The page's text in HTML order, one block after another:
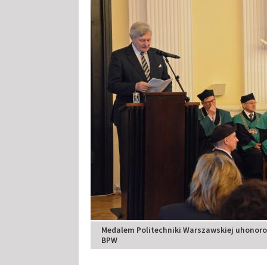
Medalem Politechniki Warszawskiej
BPW